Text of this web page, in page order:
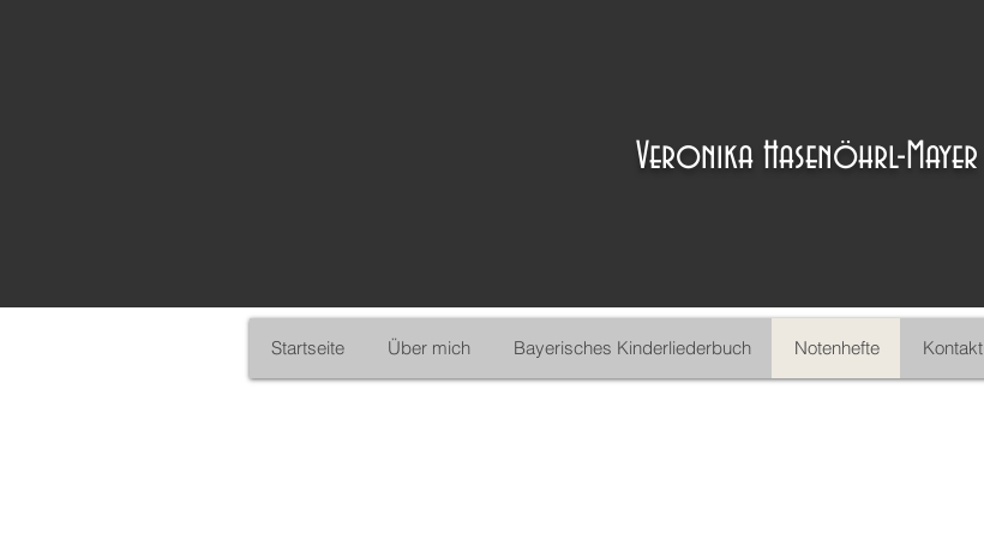
Veronika Hasenöhrl-Mayer
Startseite Über mich Bayerisches Kinderliederbuch Notenhefte Kontakt